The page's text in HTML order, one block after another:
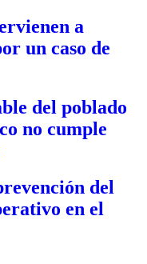
a
un caso de
del poblado
no cumple
del
en el
de